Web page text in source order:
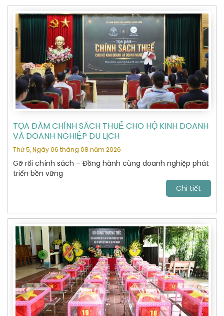
TỌA ĐÀM CHÍNH SÁCH THUẾ CHO HỘ KINH DOANH
VÀ DOANH NGHIỆP DU LỊCH
Thứ 5, Ngày 06 tháng 08 năm 2026
Gỡ rối chính sách – Đồng hành cùng doanh nghiệp phát
triển bền vững
Chi tiết